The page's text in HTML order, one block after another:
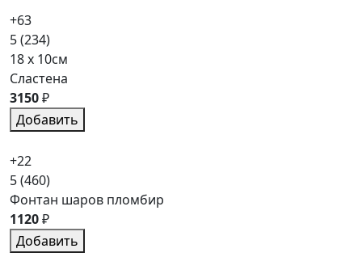
+63
5(234)
18 x 10см
Сластена
3150₽
Добавить
+22
5(460)
Фонтан шаров пломбир
1120₽
Добавить